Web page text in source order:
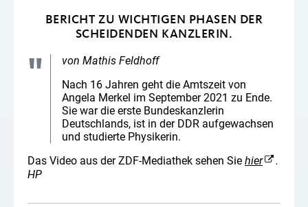
BERICHT ZU WICHTIGEN PHASEN DER
SCHEIDENDEN KANZLERIN.
von Mathis Feldhoff
Nach 16 Jahren geht die Amtszeit von
Angela Merkel im September 2021 zu Ende.
Sie war die erste Bundeskanzlerin
Deutschlands, ist in der DDR aufgewachsen
und studierte Physikerin.
Das Video aus der ZDF-Mediathek sehen Sie hier
.
HP